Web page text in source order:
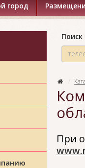
город
Поиск
При